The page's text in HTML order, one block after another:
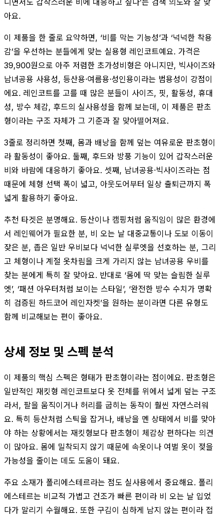
아요.
이 제품을 한 줄로 요약하면, ‘비를 막는 기능성’과 ‘넉넉한 착용
감’을 우선하는 분들에게 맞는 실용형 레인코트예요. 가격은
39,900원으로 아주 저렴한 초가성비형은 아니지만, 빅사이즈와
남녀공용 사용성, 등산용·여름용·성인용이라는 범용성이 강점이
에요. 레인코트를 고를 때 많은 분들이 사이즈, 핏, 활동성, 휴대
성, 방수 체감, 후드의 실사용성을 함께 보는데, 이 제품은 판초
형이라는 구조 자체가 그 기준과 잘 맞아떨어져요.
3줄로 정리하면 첫째, 몸과 배낭을 함께 덮는 여유로운 판초형이
라 활동성이 좋아요. 둘째, 후드와 방풍 기능이 있어 갑작스러운
비와 바람에 대응하기 좋아요. 셋째, 남녀공용·빅사이즈라는 점
때문에 체형 선택 폭이 넓고, 아웃도어부터 일상 출퇴근까지 폭
넓게 활용하기 좋아요.
추천 타겟은 분명해요. 등산이나 캠핑처럼 움직임이 많은 환경에
서 레인웨어가 필요한 분, 비 오는 날 대중교통이나 도보 이동이
잦은 분, 좁은 일반 우비보다 넉넉한 실루엣을 선호하는 분, 그리
고 체형이나 계절 옷차림을 크게 가리지 않는 남녀공용 우비를
찾는 분에게 특히 잘 맞아요. 반대로 ‘몸에 딱 맞는 슬림한 실루
엣’, ‘패션 아우터처럼 보이는 스타일’, ‘완전한 방수 수치가 명확
히 검증된 하드코어 레인자켓’을 원하는 분이라면 다른 유형도
함께 비교해보는 편이 좋아요.
상세 정보 및 스펙 분석
이 제품의 핵심 스펙은 형태가 판초형이라는 점이에요. 판초형은
일반적인 재킷형 레인코트보다 옷 전체를 위에서 넓게 덮는 구조
라서, 팔을 움직이거나 허리를 굽히는 동작이 훨씬 자연스러워
요. 특히 등산처럼 스틱을 잡거나, 배낭을 멘 상태에서 비를 맞아
야 하는 상황에서는 재킷형보다 판초형이 체감상 편하다는 의견
이 많아요. 몸에 밀착되지 않기 때문에 속옷이나 여벌 옷이 젖을
가능성을 줄이는 데도 도움이 돼요.
주요 소재가 폴리에스테르라는 점도 실사용에서 중요해요. 폴리
에스테르는 비교적 가볍고 건조가 빠른 편이라 비 오는 날 입었
다가 말리기 수월해요. 또한 구김이 심하게 남지 않는 편이라 접